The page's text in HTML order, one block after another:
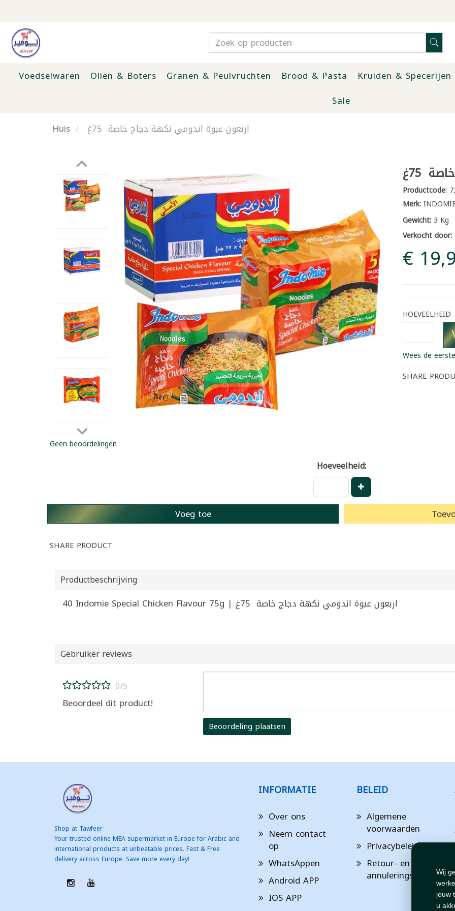
Wij
jouw
u
Voedselwaren Oliën & Boters Granen & Peulvruchten Brood & Pasta Kruiden & Specerijen
Sale
Huis
اربعون عبوة اندومي نكهة دجاج خاصة 75غ
75غ
Productcode:
Merk:
Gewicht:3 Kg
Verkocht door:
€
HOEVEELHEID
Wees de
SHARE
Geen beoordelingen
Hoeveelheid:
Voeg toe
SHARE PRODUCT
Productbeschrijving
40 Indomie Special Chicken Flavour 75g | اربعون عبوة اندومي نكهة دجاج خاصة 75غ
Gebruiker reviews
0/5
Beoordeel dit product!
Beoordeling plaatsen
Shop at Tawfeer
Your trusted online MEA supermarket in Europe for Arabic and
international products at unbeatable prices. Fast & Free
delivery across Europe. Save more every day!
INFORMATIE
Over ons
Neem contact
op
WhatsAppen
Android APP
IOS APP
BELEID
Algemene
voorwaarden
Privacybeleid
Retour- en
annuleringsbeleid